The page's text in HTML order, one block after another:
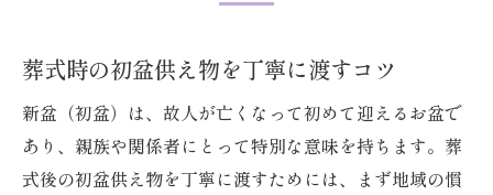
葬式時の初盆供え物を丁寧に渡すコツ
新盆（初盆）は、故人が亡くなって初めて迎えるお盆で
あり、親族や関係者にとって特別な意味を持ちます。葬
式後の初盆供え物を丁寧に渡すためには、まず地域の慣